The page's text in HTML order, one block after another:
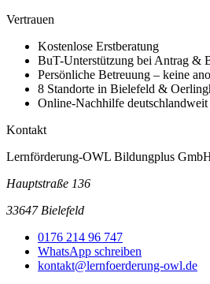
Vertrauen
Kostenlose Erstberatung
BuT-Unterstützung bei Antrag &
Persönliche Betreuung – keine
8 Standorte in Bielefeld &
Online-Nachhilfe deutschlandweit
Kontakt
Lernförderung-OWL Bildungplus
Hauptstraße 136
33647 Bielefeld
0176 214 96 747
WhatsApp schreiben
kontakt@lernfoerderung-owl.de